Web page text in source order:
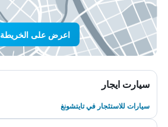
اعرض على الخريطة
سيارت ايجار
سيارات للاستئجار في تايتشونغ